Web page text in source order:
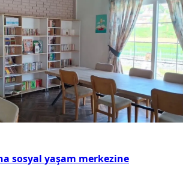
sosyal yaşam merkezine